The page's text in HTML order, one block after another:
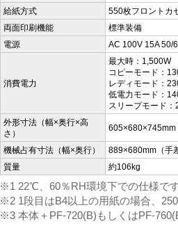
給紙方式
550枚フロントカ
両面印刷機能
標準装備
電源
AC 100V 15A 50/
消費電力
最大時：1,500W
コピーモード：
レディモード：
低電力モード：
スリープモード
外形寸法（幅×奥行×高
さ）
605×680×745mm
機械占有寸法（幅×奥行）
889×680mm（手
質量
約106kg
※1 22℃、60％RH環境下での仕様で
※2 1段目はB4以上の用紙の場合、
※3 本体＋PF-720(B)もしくはPF-